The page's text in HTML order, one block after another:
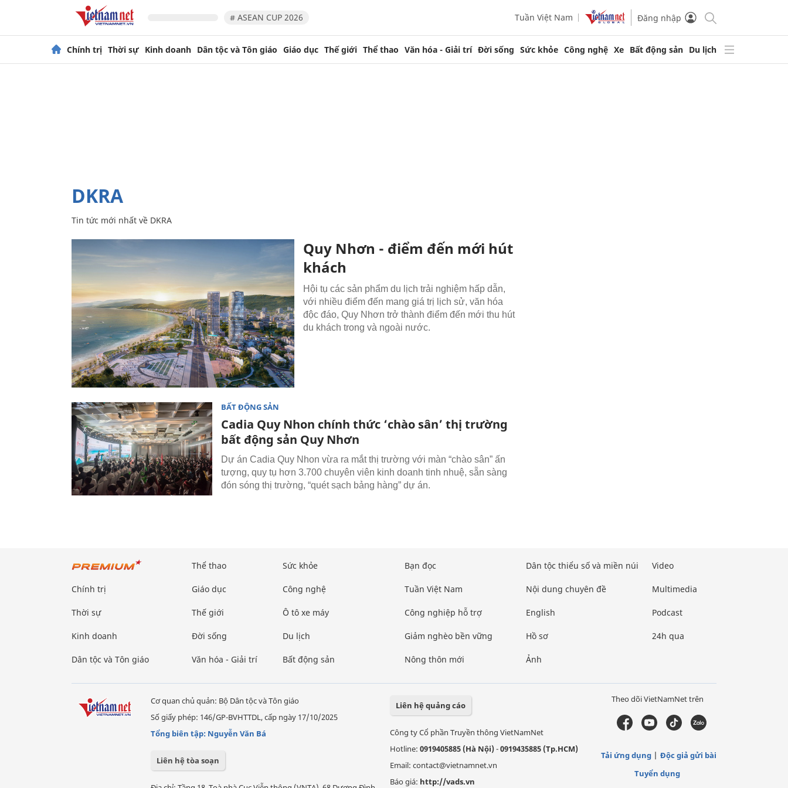
# ASEAN CUP 2026 Tuần Việt Nam Đăng nhập
Chính trị Thời sự Kinh doanh Dân tộc và Tôn giáo Giáo dục Thế giới Thể thao Văn hóa - Giải trí Đời sống Sức khỏe Công nghệ Xe Bất động sản Du lịch
DKRA
Tin tức mới nhất về DKRA
Quy Nhơn - điểm đến mới hút
khách
Hội tụ các sản phẩm du lịch trải nghiệm hấp dẫn,
với nhiều điểm đến mang giá trị lịch sử, văn hóa
độc đáo, Quy Nhơn trở thành điểm đến mới thu hút
du khách trong và ngoài nước.
BẤT ĐỘNG SẢN
Cadia Quy Nhon chính thức ‘chào sân’ thị trường
bất động sản Quy Nhơn
Dự án Cadia Quy Nhon vừa ra mắt thị trường với màn “chào sân” ấn
tượng, quy tụ hơn 3.700 chuyên viên kinh doanh tinh nhuệ, sẵn sàng
đón sóng thị trường, “quét sạch bảng hàng” dự án.
Chính trị
Thời sự
Kinh doanh
Dân tộc và Tôn giáo
Thể thao
Giáo dục
Thế giới
Đời sống
Văn hóa - Giải trí
Sức khỏe
Công nghệ
Ô tô xe máy
Du lịch
Bất động sản
Bạn đọc
Tuần Việt Nam
Công nghiệp hỗ trợ
Giảm nghèo bền vững
Nông thôn mới
Dân tộc thiểu số và miền núi
Nội dung chuyên đề
English
Hồ sơ
Ảnh
Video
Multimedia
Podcast
24h qua
Cơ quan chủ quản: Bộ Dân tộc và Tôn giáo
Số giấy phép: 146/GP-BVHTTDL, cấp ngày 17/10/2025
Tổng biên tập: Nguyễn Văn Bá
Liên hệ tòa soạn
Liên hệ quảng cáo
Công ty Cổ phần Truyền thông VietNamNet
Hotline: 0919405885 (Hà Nội)-0919435885 (Tp.HCM)
Email: contact@vietnamnet.vn
Báo giá: http://vads.vn
Theo dõi VietNamNet trên
Tải ứng dụng
Độc giả gửi bài
Tuyển dụng